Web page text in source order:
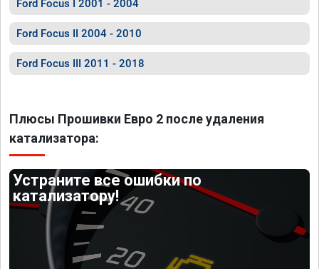
Ford Focus I 2001 - 2004
Ford Focus II 2004 - 2010
Ford Focus III 2011 - 2018
Плюсы Прошивки Евро 2 после удаления
катализатора:
Устраните все ошибки по
катализатору!